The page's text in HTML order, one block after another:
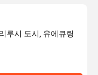
루시 도시, 유에큐링